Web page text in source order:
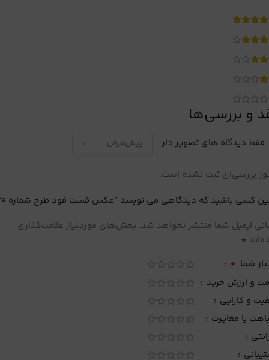
و بررسی‌ها
فقط دیدگاه های تصویر دار
بررسی‌ای ثبت نشده است.
کسی باشید که دیدگاهی می نویسد “عکس فست فود طرح شماره 30”
ایمیل شما منتشر نخواهد شد. بخش‌های موردنیاز علامت‌گذاری
*
شما *
و ارزش خرید
و کارایی
یا مغایرت